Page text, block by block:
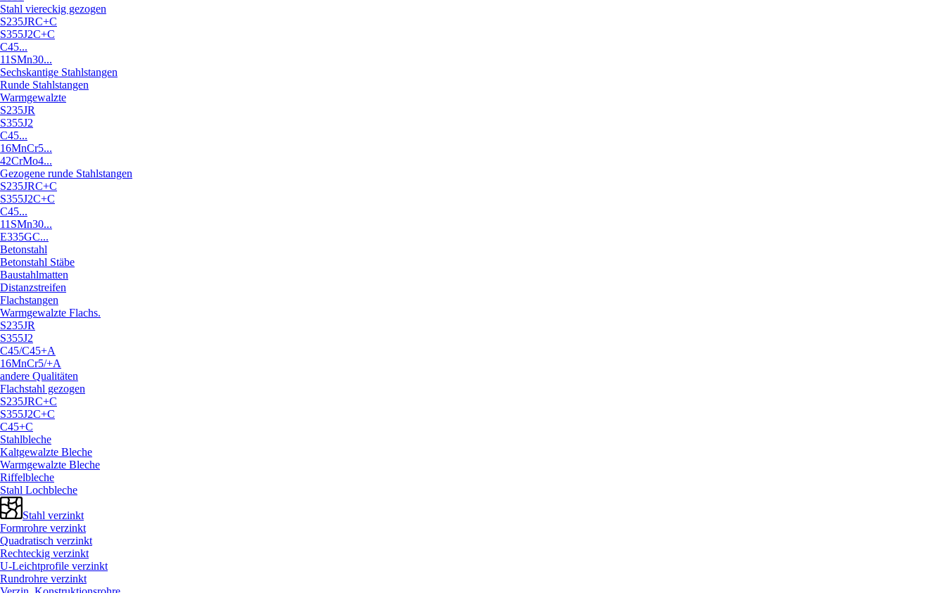
Stahl viereckig gezogen
S235JRC+C
S355J2C+C
C45...
11SMn30...
Sechskantige Stahlstangen
Runde Stahlstangen
Warmgewalzte
S235JR
S355J2
C45...
16MnCr5...
42CrMo4...
Gezogene runde Stahlstangen
S235JRC+C
S355J2C+C
C45...
11SMn30...
E335GC...
Betonstahl
Betonstahl Stäbe
Baustahlmatten
Distanzstreifen
Flachstangen
Warmgewalzte Flachs.
S235JR
S355J2
C45/C45+A
16MnCr5/+A
andere Qualitäten
Flachstahl gezogen
S235JRC+C
S355J2C+C
C45+C
Stahlbleche
Kaltgewalzte Bleche
Warmgewalzte Bleche
Riffelbleche
Stahl Lochbleche
Stahl verzinkt
Formrohre verzinkt
Quadratisch verzinkt
Rechteckig verzinkt
U-Leichtprofile verzinkt
Rundrohre verzinkt